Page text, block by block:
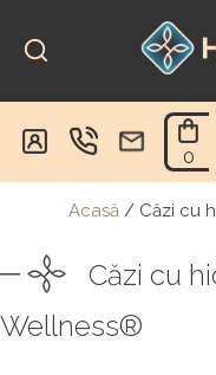
content
0
Acasă / Căzi cu
Căzi cu
Wellness®